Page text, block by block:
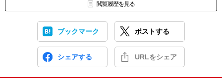
閲覧履歴を見る
ブックマーク ポストする
シェアする URLをシェア